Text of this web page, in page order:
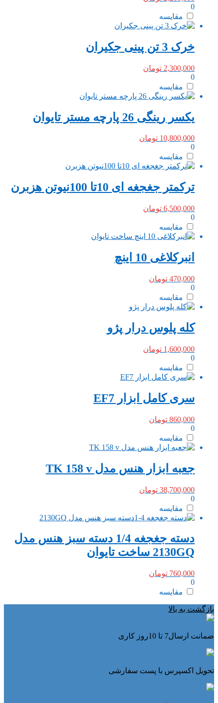
0
مقایسه
خرک 3 تن پینی جکیران
2,300,000 تومان
0
مقایسه
یکسر رینگی 26 پارچه مستر تایوان
10,800,000 تومان
0
مقایسه
ترکمتر جغجغه ای 10تا 100نیوتن هزبرن
6,500,000 تومان
0
مقایسه
انبرکلاغی 10 اینچ
470,000 تومان
0
مقایسه
کله پلوس درار پژو
1,600,000 تومان
0
مقایسه
سری کامل ابزار EF7
860,000 تومان
0
مقایسه
جعبه ابزار هنس مدل TK 158 v
38,700,000 تومان
0
مقایسه
دسته جغجغه 1/4 دسته سبز هنس مدل
2130GQ ساخت تایوان
760,000 تومان
0
مقایسه
بازگشت به بالا
ضمانت ارسال7 تا 10روز کاری
تحویل اکسپرس با پست سفارشی